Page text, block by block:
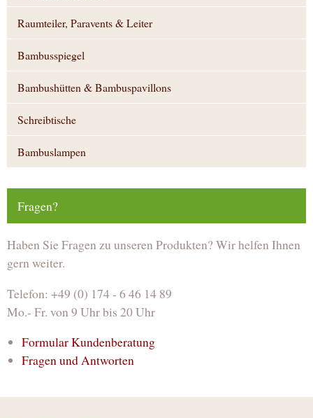
Raumteiler, Paravents & Leiter
Bambusspiegel
Bambushütten & Bambuspavillons
Schreibtische
Bambuslampen
Fragen?
Haben Sie Fragen zu unseren Produkten? Wir helfen Ihnen
gern weiter.
Telefon: +49 (0) 174 - 6 46 14 89
Mo.- Fr. von 9 Uhr bis 20 Uhr
Formular Kundenberatung
Fragen und Antworten